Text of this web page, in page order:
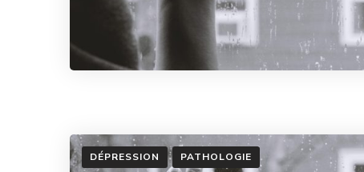
DÉPRESSION PATHOLOGIE